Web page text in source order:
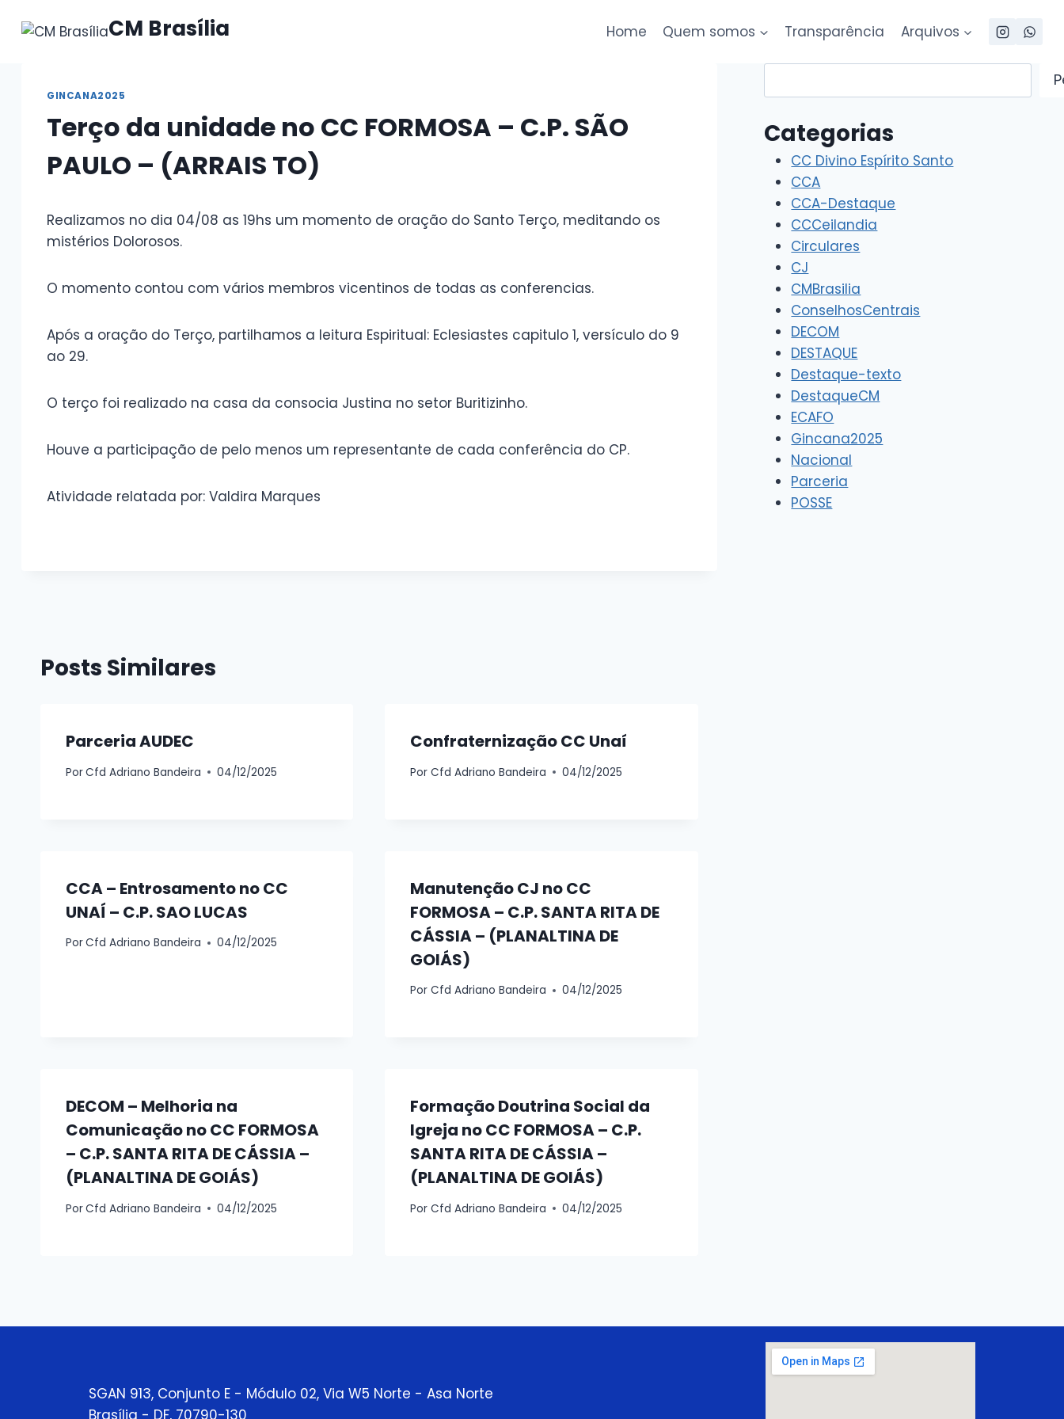
para
CM Brasília Home Quem somos Transparência Arquivos
GINCANA2025
Terço da unidade no CC FORMOSA – C.P. SÃO
PAULO – (ARRAIS TO)
Realizamos no dia 04/08 as 19hs um momento de oração do Santo Terço, meditando os
mistérios Dolorosos.
O momento contou com vários membros vicentinos de todas as conferencias.
Após a oração do Terço, partilhamos a leitura Espiritual: Eclesiastes capitulo 1, versículo do 9
ao 29.
O terço foi realizado na casa da consocia Justina no setor Buritizinho.
Houve a participação de pelo menos um representante de cada conferência do CP.
Atividade relatada por: Valdira Marques
Posts Similares
Parceria AUDEC
PorCfd Adriano Bandeira 04/12/2025
Confraternização CC Unaí
Por Cfd Adriano Bandeira 04/12/2025
CCA – Entrosamento no CC
UNAÍ – C.P. SAO LUCAS
PorCfd Adriano Bandeira 04/12/2025
Manutenção CJ no CC
FORMOSA – C.P. SANTA RITA DE
CÁSSIA – (PLANALTINA DE
GOIÁS)
Por Cfd Adriano Bandeira 04/12/2025
DECOM – Melhoria na
Comunicação no CC FORMOSA
– C.P. SANTA RITA DE CÁSSIA –
(PLANALTINA DE GOIÁS)
PorCfd Adriano Bandeira 04/12/2025
Formação Doutrina Social da
Igreja no CC FORMOSA – C.P.
SANTA RITA DE CÁSSIA –
(PLANALTINA DE GOIÁS)
Por Cfd Adriano Bandeira 04/12/2025
Categorias
CC Divino Espírito Santo
CCA
CCA-Destaque
CCCeilandia
Circulares
CJ
CMBrasilia
ConselhosCentrais
DECOM
DESTAQUE
Destaque-texto
DestaqueCM
ECAFO
Gincana2025
Nacional
Parceria
POSSE
SGAN 913, Conjunto E - Módulo 02, Via W5 Norte - Asa Norte